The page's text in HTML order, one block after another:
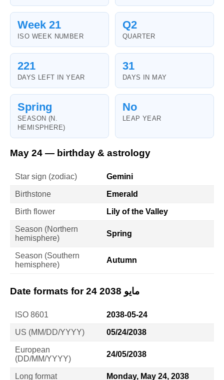
Week 21
ISO WEEK NUMBER
Q2
QUARTER
221
DAYS LEFT IN YEAR
31
DAYS IN MAY
Spring
SEASON (N.
HEMISPHERE)
No
LEAP YEAR
May 24 — birthday & astrology
Star sign (zodiac) Gemini
Birthstone Emerald
Birth flower Lily of the Valley
Season (Northern
hemisphere)
Spring
Season (Southern
hemisphere)
Autumn
Date formats for 24 مايو 2038
ISO 8601 2038-05-24
US (MM/DD/YYYY) 05/24/2038
European
(DD/MM/YYYY)
24/05/2038
Long format Monday, May 24, 2038